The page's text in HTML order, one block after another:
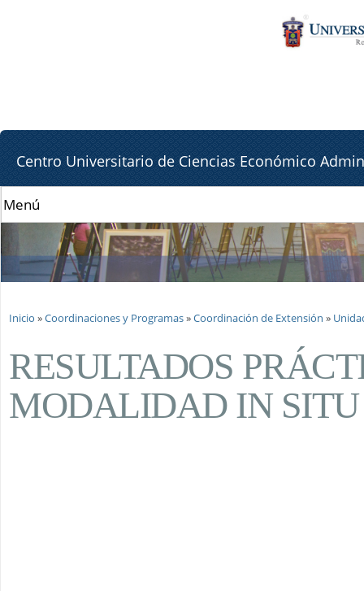
la
Centro Universitario de Ciencias Económico
Se encuentra usted aquí
Inicio »Coordinaciones y Programas»Coordinación de Extensión »
RESULTADOS
MODALIDAD IN SITU